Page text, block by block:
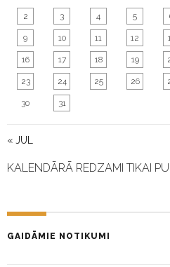
« JUL
2 3 4 5
9 10 11 12
16 17 18 19
23 24 25 26
30 31
KALENDĀRĀ REDZAMI TIKAI
GAIDĀMIE NOTIKUMI